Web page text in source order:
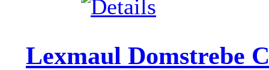
Lexmaul Domstrebe